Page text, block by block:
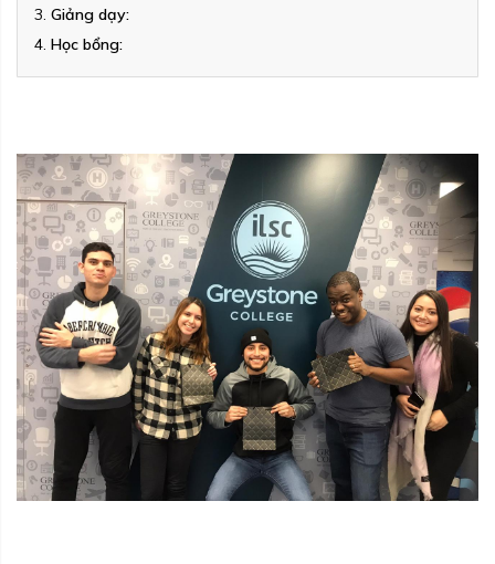
Giảng dạy:
Học bổng: